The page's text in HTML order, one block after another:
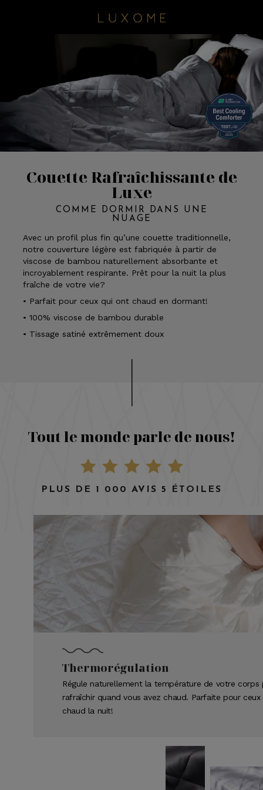
Couette Rafraîchissante de
Luxe
COMME DORMIR DANS UNE
NUAGE
Avec un profil plus fin qu’une couette traditionnelle,
notre couverture légère est fabriquée à partir de
viscose de bambou naturellement absorbante et
incroyablement respirante. Prêt pour la nuit la plus
fraîche de votre vie?
• Parfait pour ceux qui ont chaud en dormant!
• 100% viscose de bambou durable
• Tissage satiné extrêmement doux
Tout le monde parle de nous!
PLUS DE 1 000 AVIS 5 ÉTOILES
Thermorégulation
Régule naturellement la température de votre corps
rafraîchir quand vous avez chaud. Parfaite pour
chaud la nuit!